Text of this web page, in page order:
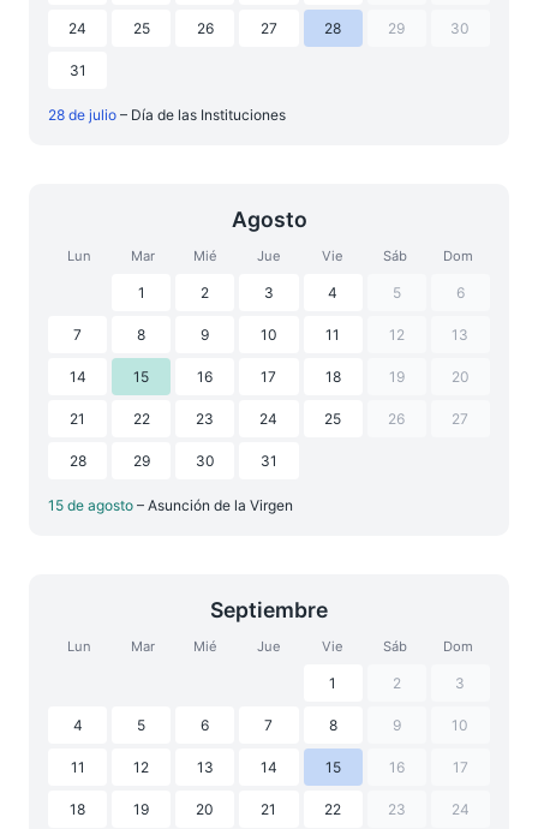
24 25 26 27 28 29 30
31
28 de julio – Día de las Instituciones
Agosto
Lun Mar Mié Jue Vie Sáb Dom
1 2 3 4 5 6
7 8 9 10 11 12 13
14 15 16 17 18 19 20
21 22 23 24 25 26 27
28 29 30 31
15 de agosto – Asunción de la Virgen
Septiembre
Lun Mar Mié Jue Vie Sáb Dom
1 2 3
4 5 6 7 8 9 10
11 12 13 14 15 16 17
18 19 20 21 22 23 24